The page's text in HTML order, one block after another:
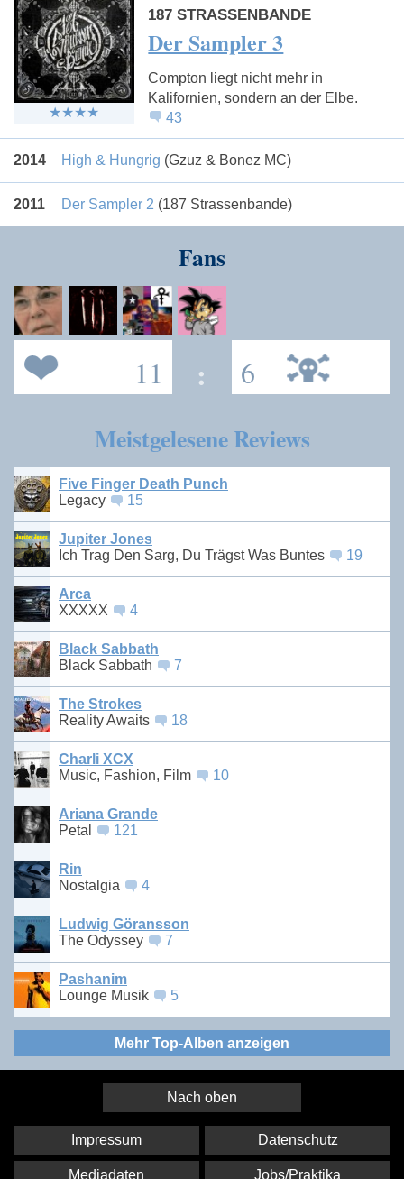
187 STRASSENBANDE
Der Sampler 3
Compton liegt nicht mehr in
Kalifornien, sondern an der Elbe.
43
2014 High & Hungrig (Gzuz & Bonez MC)
2011 Der Sampler 2 (187 Strassenbande)
Fans
11 : 6
Meistgelesene Reviews
Five Finger Death Punch
Legacy
15
Jupiter Jones
Ich Trag Den Sarg, Du Trägst Was Buntes
19
Arca
XXXXX
4
Black Sabbath
Black Sabbath
7
The Strokes
Reality Awaits
18
Charli XCX
Music, Fashion, Film
10
Ariana Grande
Petal
121
Rin
Nostalgia
4
Ludwig Göransson
The Odyssey
7
Pashanim
Lounge Musik
5
Mehr Top-Alben anzeigen
Nach oben
Impressum Datenschutz
Mediadaten Jobs/Praktika